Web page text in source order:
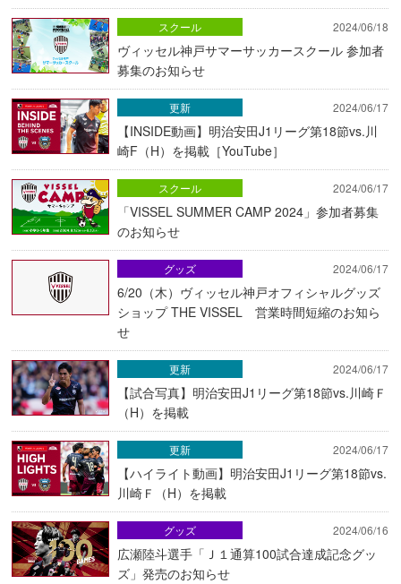
2024/06/18
ヴィッセル神戸サマーサッカースクール 参加者
募集のお知らせ
スクール
2024/06/17
【INSIDE動画】明治安田J1リーグ第18節vs.川
崎F（H）を掲載［YouTube］
更新
2024/06/17
「VISSEL SUMMER CAMP 2024」参加者募集
のお知らせ
スクール
2024/06/17
6/20（木）ヴィッセル神戸オフィシャルグッズ
ショップ THE VISSEL 営業時間短縮のお知ら
せ
グッズ
2024/06/17
【試合写真】明治安田J1リーグ第18節vs.川崎Ｆ
（H）を掲載
更新
2024/06/17
【ハイライト動画】明治安田J1リーグ第18節vs.
川崎Ｆ（H）を掲載
更新
2024/06/16
広瀬陸斗選手「Ｊ１通算100試合達成記念グッ
ズ」発売のお知らせ
グッズ